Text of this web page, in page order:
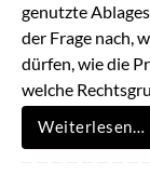
genutzte
der Frage nach,
dürfen, wie die
welche
Weiterlesen…